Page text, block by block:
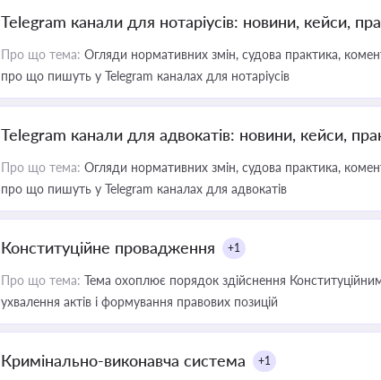
Telegram канали для нотаріусів: новини, кейси,
Про що тема: Огляди нормативних змін, судова практика,
про що пишуть у Telegram каналах для нотаріусів
Telegram канали для адвокатів: новини, кейси,
Про що тема: Огляди нормативних змін, судова практика,
про що пишуть у Telegram каналах для адвокатів
Конституційне провадження +1
Про що тема: Тема охоплює порядок здійснення
ухвалення актів і формування правових позицій
Кримінально-виконавча система +1